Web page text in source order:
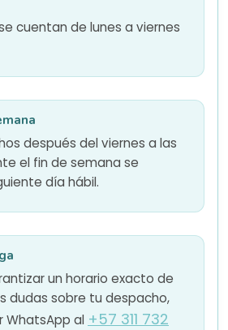
cuentan de lunes a viernes
después del viernes a las
el fin de semana se
día hábil.
un horario exacto de
dudas sobre tu despacho,
al +57 311 732